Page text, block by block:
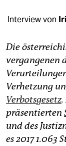
abo
genossenschaft
epaper login
Interview von
Die
vergangenen
Verhetzung
Verbotsgesetz.
präsentierten
und des
es 2017